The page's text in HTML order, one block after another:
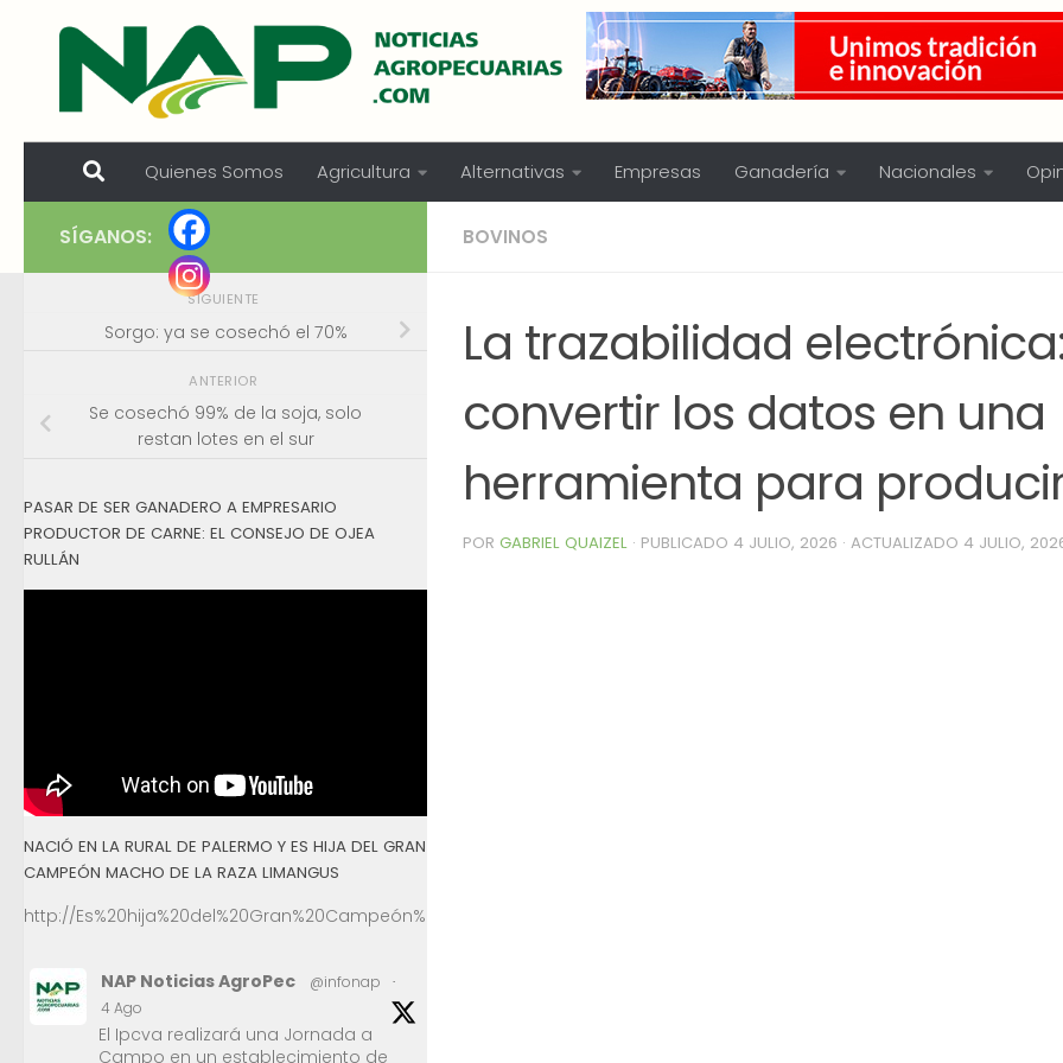
Skip to content
Quienes Somos Agricultura Alternativas Empresas Ganadería Nacionales
BOVINOS
La trazabilidad
convertir los datos en una
herramienta para
POR GABRIEL QUAIZEL · PUBLICADO 4 JULIO, 2026 · ACTUALIZADO 4 JULIO,
SÍGANOS:
SIGUIENTE
Sorgo: ya se cosechó el 70%
ANTERIOR
Se cosechó 99% de la soja, solo
restan lotes en el sur
PASAR DE SER GANADERO A EMPRESARIO
PRODUCTOR DE CARNE: EL CONSEJO DE OJEA
RULLÁN
NACIÓ EN LA RURAL DE PALERMO Y ES HIJA DEL GRAN
CAMPEÓN MACHO DE LA RAZA LIMANGUS
http://Es%20hija%20del%20Gran%20Campeón%20Macho%20de%20la%20Raza%20Limangus,
NAP Noticias AgroPec @infonap
·
4 Ago
El Ipcva realizará una Jornada a
Campo en un establecimiento de